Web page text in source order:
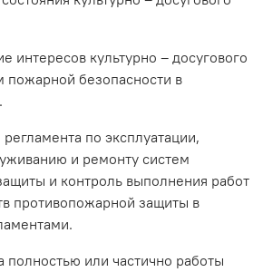
интересов культурно – досугового
пожарной безопасности в
по эксплуатации,
и ремонту систем
и контроль выполнения работ
противопожарной защиты в
или частично работы